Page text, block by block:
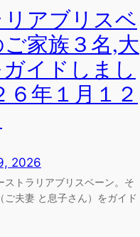
アブリスベ
家族３名,大
イドしまし
６年１月１２
2026
ストラリアブリスベーン。そ
ご夫妻 と息子さん）をガイド